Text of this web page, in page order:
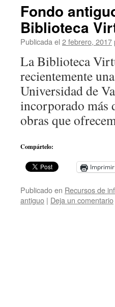
Fondo
Biblioteca
Publicada el 2 febrero, 2017
La Biblioteca
recientemente
Universidad de
incorporado más
obras que
Compártelo:
Imprimir
Publicado en Recursos de
antiguo | Deja un comentario